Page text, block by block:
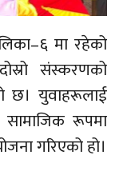
–६ मा रहेको
संस्करणको
छ। युवाहरूलाई
रूपमा
गरिएको हो।